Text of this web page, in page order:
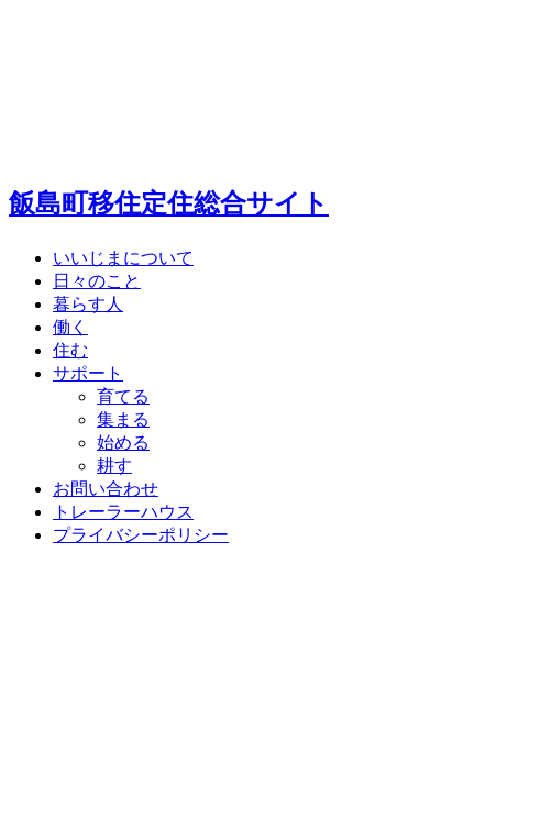
飯島町移住定住総合サイト
いいじまについて
日々のこと
暮らす人
働く
住む
サポート
育てる
集まる
始める
耕す
お問い合わせ
トレーラーハウス
プライバシーポリシー